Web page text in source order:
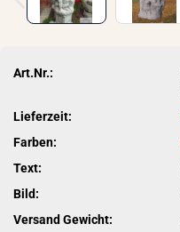
Art.Nr.:
Lieferzeit:
Farben:
Text:
Bild:
Versand Gewicht: